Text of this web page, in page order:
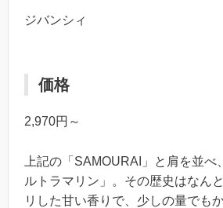
ジバンシィ
価格
2,970円～
上記の「SAMOURAI」と肩を並べ
ルトラマリン」。その歴史はなん
リした甘い香りで、少しの量でも